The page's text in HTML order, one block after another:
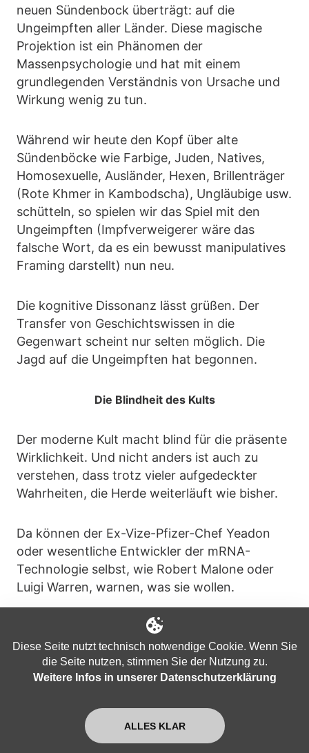
neuen Sündenbock überträgt: auf die
Ungeimpften aller Länder. Diese magische
Projektion ist ein Phänomen der
Massenpsychologie und hat mit einem
grundlegenden Verständnis von Ursache und
Wirkung wenig zu tun.
Während wir heute den Kopf über alte
Sündenböcke wie Farbige, Juden, Natives,
Homosexuelle, Ausländer, Hexen, Brillenträger
(Rote Khmer in Kambodscha), Ungläubige usw.
schütteln, so spielen wir das Spiel mit den
Ungeimpften (Impfverweigerer wäre das
falsche Wort, da es ein bewusst manipulatives
Framing darstellt) nun neu.
Die kognitive Dissonanz lässt grüßen. Der
Transfer von Geschichtswissen in die
Gegenwart scheint nur selten möglich. Die
Jagd auf die Ungeimpften hat begonnen.
Die Blindheit des Kults
Der moderne Kult macht blind für die präsente
Wirklichkeit. Und nicht anders ist auch zu
verstehen, dass trotz vieler aufgedeckter
Wahrheiten, die Herde weiterläuft wie bisher.
Da können der Ex-Vize-Pfizer-Chef Yeadon
oder wesentliche Entwickler der mRNA-
Technologie selbst, wie Robert Malone oder
Luigi Warren, warnen, was sie wollen.
Da können unzählige Studien zu
abweichenden Ergebnissen kommen und der
Nobelpreisträger und Erfinder des PCR-Tests,
Kary Mullis, bereits vor vielen Jahren seine
Es kann die Intensivbettenauslastung als
Diese Seite nutzt technisch notwendige Cookie. Wenn Sie
die Seite nutzen, stimmen Sie der Nutzung zu.
Weitere Infos in unserer Datenschutzerklärung
ALLES KLAR